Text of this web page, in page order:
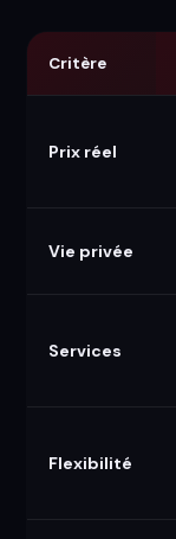
Critère
Prix réel
Vie privée
Services
Flexibilité